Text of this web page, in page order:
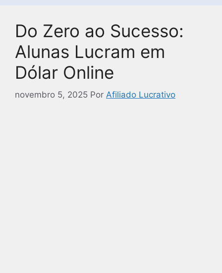
Do Zero ao Sucesso:
Alunas Lucram em
Dólar Online
novembro 5, 2025 Por Afiliado Lucrativo